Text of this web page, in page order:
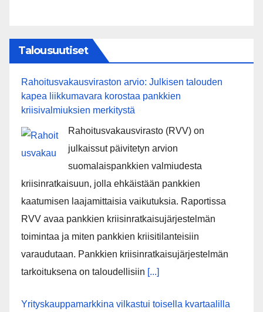
Talousuutiset
Rahoitusvakausviraston arvio: Julkisen talouden
kapea liikkumavara korostaa pankkien
kriisivalmiuksien merkitystä
Rahoitusvakausvirasto (RVV) on
julkaissut päivitetyn arvion
suomalaispankkien valmiudesta
kriisinratkaisuun, jolla ehkäistään pankkien
kaatumisen laajamittaisia vaikutuksia. Raportissa
RVV avaa pankkien kriisinratkaisujärjestelmän
toimintaa ja miten pankkien kriisitilanteisiin
varaudutaan. Pankkien kriisinratkaisujärjestelmän
tarkoituksena on taloudellisiin [...]
Yrityskauppamarkkina vilkastui toisella kvartaalilla